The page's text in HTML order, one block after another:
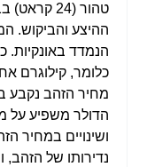
טהור (24
ההיצע והביקוש.
מחיר הזהב נקבע
הדולר משפיע על
ושינויים במחיר
נדירותו של הזהב,